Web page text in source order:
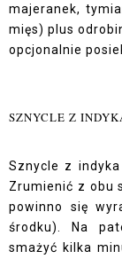
majeranek,
mięs) plus
opcjonalnie
SZNYCLE Z
Sznycle z
Zrumienić z obu
powinno się
środku). Na
smażyć kilka